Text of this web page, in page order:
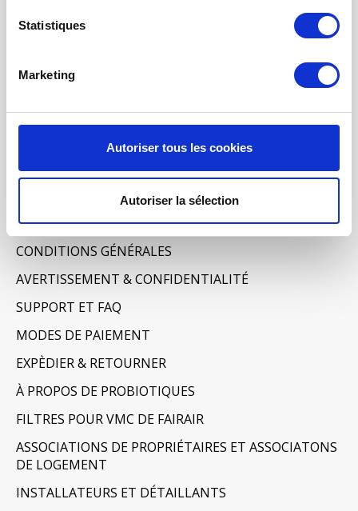
Statistiques
Marketing
Autoriser tous les cookies
Autoriser la sélection
MONITEUR DE QUALITÉ DE L’AIR INTÉRIEUR - UHOO
Mon compte
Mes commandes
À PROPOS DE NOUS
CONDITIONS GÉNÉRALES
AVERTISSEMENT & CONFIDENTIALITÉ
SUPPORT ET FAQ
MODES DE PAIEMENT
EXPÈDIER & RETOURNER
À PROPOS DE PROBIOTIQUES
FILTRES POUR VMC DE FAIRAIR
ASSOCIATIONS DE PROPRIÉTAIRES ET ASSOCIATONS
DE LOGEMENT
INSTALLATEURS ET DÉTAILLANTS